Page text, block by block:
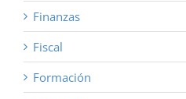
Finanzas
Fiscal
Formación